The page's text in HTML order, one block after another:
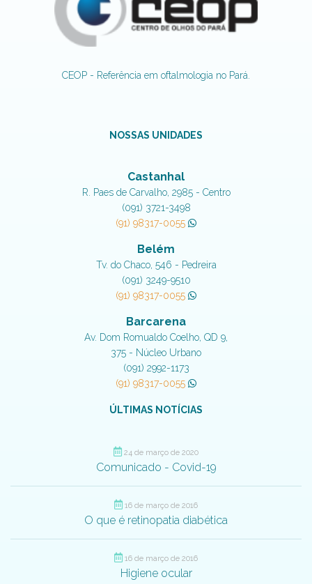
CEOP - Referência em oftalmologia no Pará.
NOSSAS UNIDADES
Castanhal
R. Paes de Carvalho, 2985 - Centro
(091) 3721-3498
(91) 98317-0055
Belém
Tv. do Chaco, 546 - Pedreira
(091) 3249-9510
(91) 98317-0055
Barcarena
Av. Dom Romualdo Coelho, QD 9,
375 - Núcleo Urbano
(091) 2992-1173
(91) 98317-0055
ÚLTIMAS NOTÍCIAS
24 de março de 2020
Comunicado - Covid-19
16 de março de 2016
O que é retinopatia diabética
16 de março de 2016
Higiene ocular